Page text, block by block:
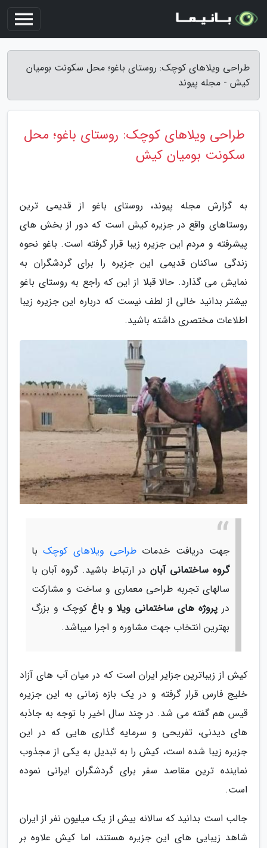
طراحی ویلاهای کوچک: روستای باغو؛ محل سکونت بومیان
کیش - مجله پیوند
طراحی ویلاهای کوچک: روستای باغو؛ محل
سکونت بومیان کیش
به گزارش مجله پیوند، روستای باغو از قدیمی ترین
روستاهای واقع در جزیره کیش است که دور از بخش های
پیشرفته و مردم این جزیره زیبا قرار گرفته است. باغو نحوه
زندگی ساکنان قدیمی این جزیره را برای گردشگران به
نمایش می گذارد. حالا قبلا از این که راجع به روستای باغو
بیشتر بدانید خالی از لطف نیست که درباره این جزیره زیبا
اطلاعات مختصری داشته باشید.
جهت دریافت خدمات طراحی ویلاهای کوچکبا
گروه ساختمانی آبان در ارتباط باشید. گروه آبان با
سالهای تجربه طراحی معماری و ساخت و مشارکت
در پروژه های ساختمانی ویلا و باغ کوچک و بزرگ
بهترین انتخاب جهت مشاوره و اجرا میباشد.
کیش از زیباترین جزایر ایران است که در میان آب های آزاد
خلیج فارس قرار گرفته و در یک بازه زمانی به این جزیره
قیس هم گفته می شد. در چند سال اخیر با توجه به جاذبه
های دیدنی، تفریحی و سرمایه گذاری هایی که در این
جزیره زیبا شده است، کیش را به تبدیل به یکی از مجذوب
نماینده ترین مقاصد سفر برای گردشگران ایرانی نموده
است.
جالب است بدانید که سالانه بیش از یک میلیون نفر از ایران
شاهد زیبایی های این جزیره هستند، اما کیش علاوه بر